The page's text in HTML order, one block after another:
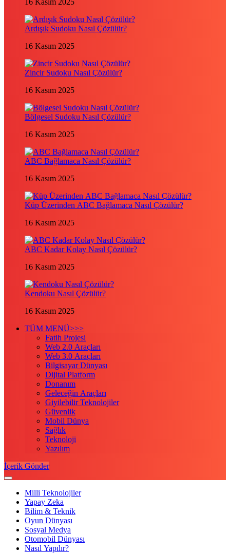
16 Kasım 2025
Ardışık Sudoku Nasıl Çözülür?
16 Kasım 2025
Zincir Sudoku Nasıl Çözülür?
16 Kasım 2025
Bölgesel Sudoku Nasıl Çözülür?
16 Kasım 2025
ABC Bağlamaca Nasıl Çözülür?
16 Kasım 2025
Küp Üzerinden ABC Bağlamaca Nasıl Çözülür?
16 Kasım 2025
ABC Kadar Kolay Nasıl Çözülür?
16 Kasım 2025
Kendoku Nasıl Çözülür?
16 Kasım 2025
TÜM MENÜ>>>
Fatih Projesi
Web 2.0 Araçları
Web 3.0 Araçları
Bilgisayar Dünyası
Dijital Platform
Donanım
Geleceğin Araçları
Giyilebilir Teknolojiler
Güvenlik
Mobil Dünya
Sağlık
Teknoloji
Yazılım
İçerik Gönder
Milli Teknolojiler
Yapay Zeka
Bilim & Teknik
Oyun Dünyası
Sosyal Medya
Otomobil Dünyası
Nasıl Yapılır?